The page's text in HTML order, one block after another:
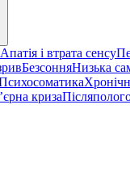
Апатія і втрата сенсу
БезсонняНизька
криза